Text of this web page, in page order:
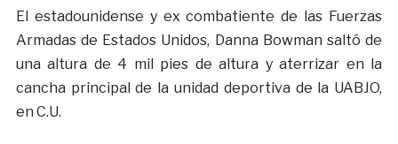
El estadounidense y ex combatiente de las Fuerzas
Armadas de Estados Unidos, Danna Bowman saltó de
una altura de 4 mil pies de altura y aterrizar en la
cancha principal de la unidad deportiva de la UABJO,
en C.U.